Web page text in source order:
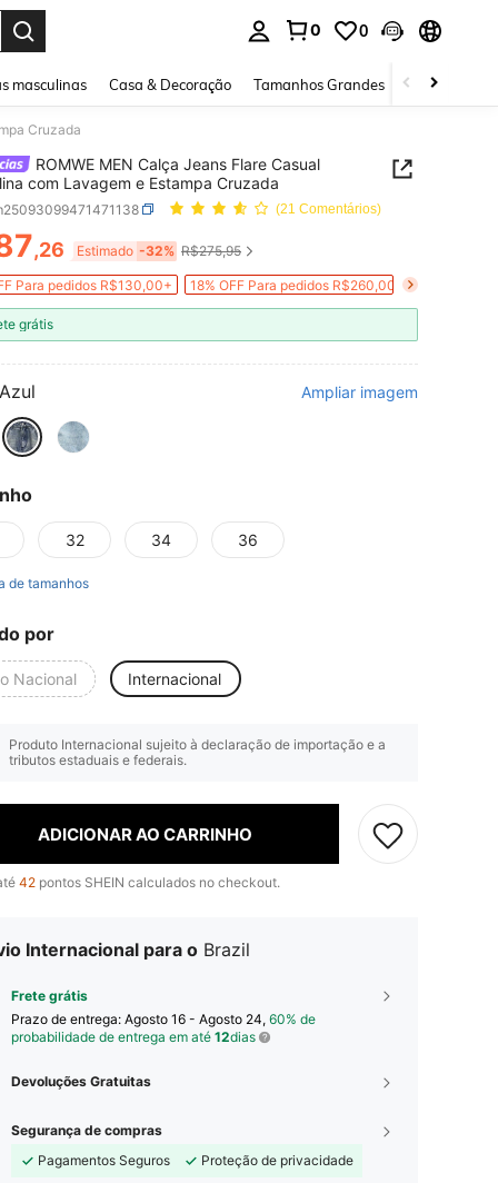
0 0
masculinas Casa & Decoração Tamanhos Grandes Joias e
Cruzada
ROMWE MEN Calça Jeans Flare Casual
com Lavagem e Estampa Cruzada
(21 Comentários)
AND AVAILABILITY
,26 Estimado -32% R$275,95
Para pedidos R$130,00+ 18% OFF Para pedidos R$260,00+
grátis
Azul Ampliar imagem
32 34 36
de tamanhos
por
Nacional Internacional
Produto Internacional sujeito à declaração de importação e a
tributos estaduais e federais.
ADICIONAR AO CARRINHO
42 pontos SHEIN calculados no checkout.
Internacional para o Brazil
Frete grátis
Prazo de entrega: Agosto 16 - Agosto 24, 60% de
probabilidade de entrega em até 12dias
Devoluções Gratuitas
Segurança de compras
Pagamentos Seguros
Proteção de privacidade